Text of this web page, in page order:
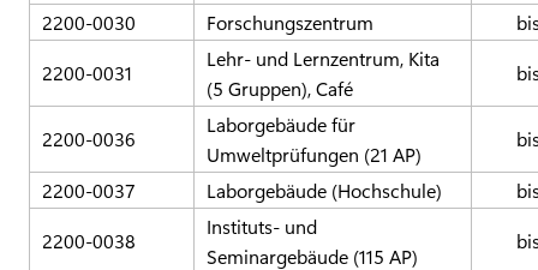
2200-0030 Forschungszentrum
2200-0031
Lehr- und Lernzentrum, Kita
(5 Gruppen), Café
2200-0036
Laborgebäude für
Umweltprüfungen (21 AP)
2200-0037 Laborgebäude (Hochschule)
2200-0038
Instituts- und
Seminargebäude (115 AP)